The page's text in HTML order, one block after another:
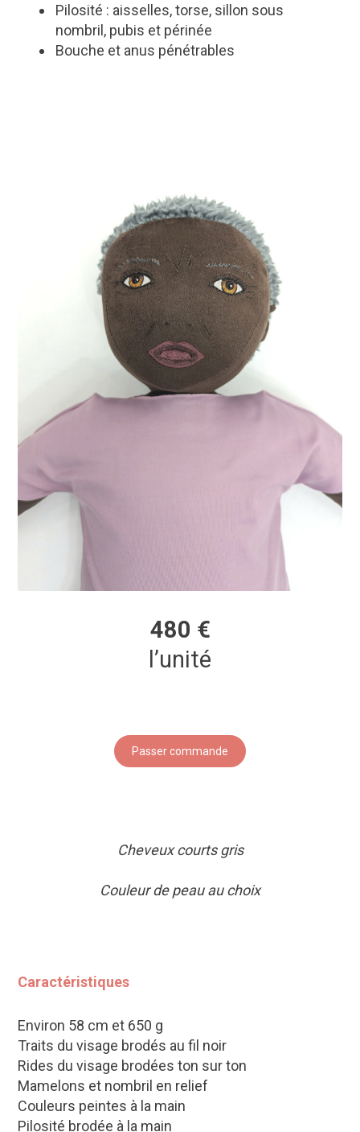
Pilosité : aisselles, torse, sillon sous
nombril, pubis et périnée
Bouche et anus pénétrables
480 €
l’unité
Passer commande
Cheveux courts gris
Couleur de peau au choix
Caractéristiques
Environ 58 cm et 650 g
Traits du visage brodés au fil noir
Rides du visage brodées ton sur ton
Mamelons et nombril en relief
Couleurs peintes à la main
Pilosité brodée à la main